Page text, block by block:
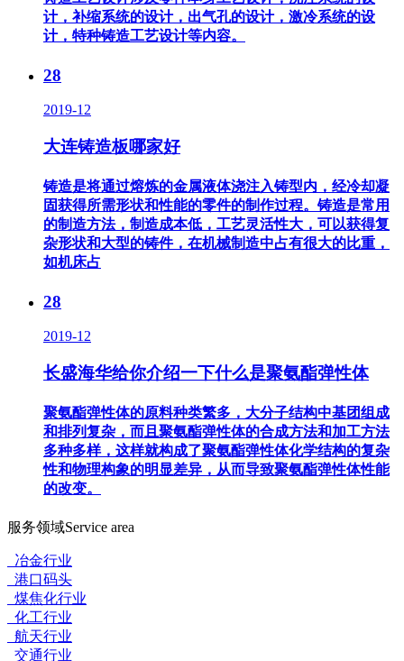
计，补缩系统的设计，出气孔的设计，激冷系统的设
计，特种铸造工艺设计等内容。
28
2019-12
大连铸造板哪家好
铸造是将通过熔炼的金属液体浇注入铸型内，经冷却凝
固获得所需形状和性能的零件的制作过程。铸造是常用
的制造方法，制造成本低，工艺灵活性大，可以获得复
杂形状和大型的铸件，在机械制造中占有很大的比重，
如机床占
28
2019-12
长盛海华给你介绍一下什么是聚氨酯弹性体
聚氨酯弹性体的原料种类繁多，大分子结构中基团组成
和排列复杂，而且聚氨酯弹性体的合成方法和加工方法
多种多样，这样就构成了聚氨酯弹性体化学结构的复杂
性和物理构象的明显差异，从而导致聚氨酯弹性体性能
的改变。
服务领域Service area
冶金行业
港口码头
煤焦化行业
化工行业
航天行业
交通行业